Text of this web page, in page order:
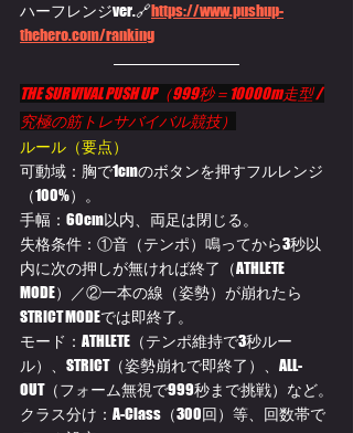
ハーフレンジver.🔗https://www.pushup-
thehero.com/ranking
THE SURVIVAL PUSH UP（999秒＝10000m走型 /
究極の筋トレサバイバル競技）
ルール（要点）
可動域：胸で1cmのボタンを押すフルレンジ
（100%）。
手幅：60cm以内、両足は閉じる。
失格条件：①音（テンポ）鳴ってから3秒以
内に次の押しが無ければ終了（ATHLETE
MODE）／②一本の線（姿勢）が崩れたら
STRICT MODEでは即終了。
モード：ATHLETE（テンポ維持で3秒ルー
ル）、STRICT（姿勢崩れで即終了）、ALL-
OUT（フォーム無視で999秒まで挑戦）など。
クラス分け：A-Class（300回）等、回数帯で